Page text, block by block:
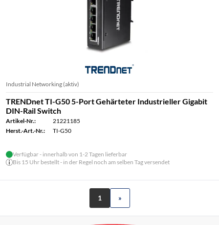
Industrial Networking (aktiv)
TRENDnet TI-G50 5-Port Gehärteter Industrieller Gigabit
DIN-Rail Switch
Artikel-Nr.:
21221185
Herst.-Art.-Nr.:
TI-G50
Verfügbar - innerhalb von 1-2 Tagen lieferbar
Bis 15 Uhr bestellt - in der Regel noch am selben Tag versendet
1 »